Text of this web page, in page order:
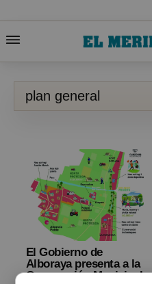
plan general
El Gobierno de
Alboraya presenta a la
Corporación Municipal